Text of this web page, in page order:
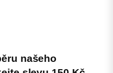
našeho